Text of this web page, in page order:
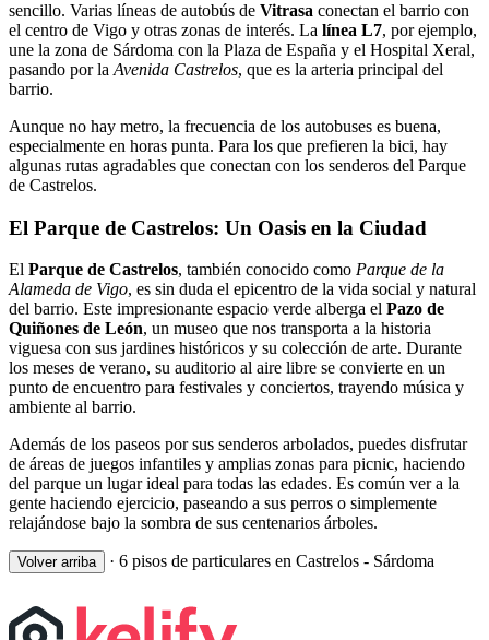
sencillo. Varias líneas de autobús de Vitrasa conectan el barrio con
el centro de Vigo y otras zonas de interés. La línea L7, por ejemplo,
une la zona de Sárdoma con la Plaza de España y el Hospital Xeral,
pasando por la Avenida Castrelos, que es la arteria principal del
barrio.
Aunque no hay metro, la frecuencia de los autobuses es buena,
especialmente en horas punta. Para los que prefieren la bici, hay
algunas rutas agradables que conectan con los senderos del Parque
de Castrelos.
El Parque de Castrelos: Un Oasis en la Ciudad
El Parque de Castrelos, también conocido como Parque de la
Alameda de Vigo, es sin duda el epicentro de la vida social y natural
del barrio. Este impresionante espacio verde alberga el Pazo de
Quiñones de León, un museo que nos transporta a la historia
viguesa con sus jardines históricos y su colección de arte. Durante
los meses de verano, su auditorio al aire libre se convierte en un
punto de encuentro para festivales y conciertos, trayendo música y
ambiente al barrio.
Además de los paseos por sus senderos arbolados, puedes disfrutar
de áreas de juegos infantiles y amplias zonas para picnic, haciendo
del parque un lugar ideal para todas las edades. Es común ver a la
gente haciendo ejercicio, paseando a sus perros o simplemente
relajándose bajo la sombra de sus centenarios árboles.
Volver arriba · 6 pisos de particulares en Castrelos - Sárdoma